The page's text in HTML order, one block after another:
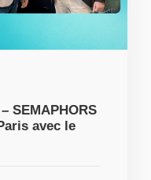
SEMAPHORS
avec le